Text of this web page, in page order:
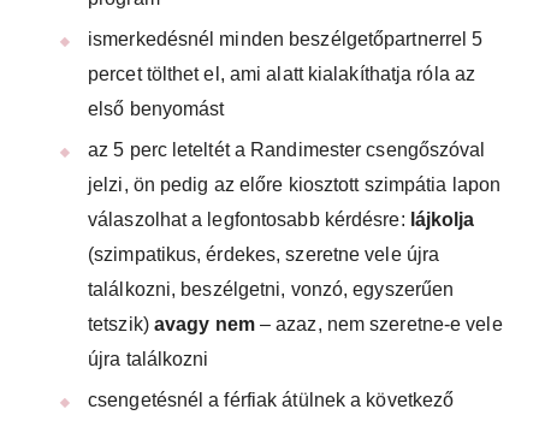
ismerkedésnél minden beszélgetőpartnerrel 5
percet tölthet el, ami alatt kialakíthatja róla az
első benyomást
az 5 perc leteltét a Randimester csengőszóval
jelzi, ön pedig az előre kiosztott szimpátia lapon
válaszolhat a legfontosabb kérdésre: lájkolja
(szimpatikus, érdekes, szeretne vele újra
találkozni, beszélgetni, vonzó, egyszerűen
tetszik)avagy nem– azaz, nem szeretne-e vele
újra találkozni
csengetésnél a férfiak átülnek a következő